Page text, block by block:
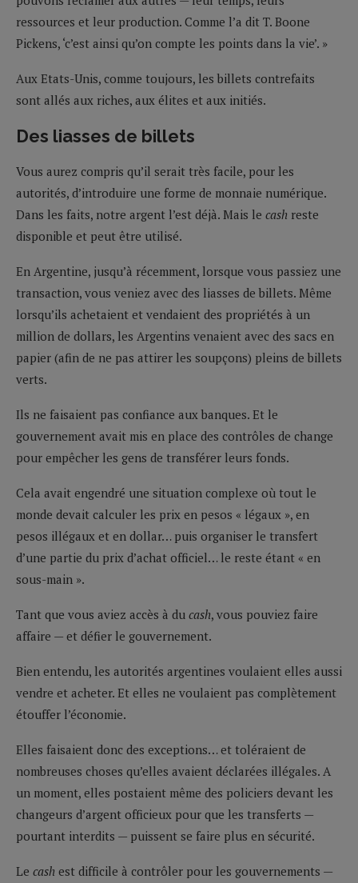
ressources et leur production. Comme l’a dit T. Boone
Pickens, ‘c’est ainsi qu’on compte les points dans la vie’. »
Aux Etats-Unis, comme toujours, les billets contrefaits
sont allés aux riches, aux élites et aux initiés.
Des liasses de billets
Vous aurez compris qu’il serait très facile, pour les
autorités, d’introduire une forme de monnaie numérique.
Dans les faits, notre argent l’est déjà. Mais le cash reste
disponible et peut être utilisé.
En Argentine, jusqu’à récemment, lorsque vous passiez une
transaction, vous veniez avec des liasses de billets. Même
lorsqu’ils achetaient et vendaient des propriétés à un
million de dollars, les Argentins venaient avec des sacs en
papier (afin de ne pas attirer les soupçons) pleins de billets
verts.
Ils ne faisaient pas confiance aux banques. Et le
gouvernement avait mis en place des contrôles de change
pour empêcher les gens de transférer leurs fonds.
Cela avait engendré une situation complexe où tout le
monde devait calculer les prix en pesos « légaux », en
pesos illégaux et en dollar… puis organiser le transfert
d’une partie du prix d’achat officiel… le reste étant « en
sous-main ».
Tant que vous aviez accès à du cash, vous pouviez faire
affaire — et défier le gouvernement.
Bien entendu, les autorités argentines voulaient elles aussi
vendre et acheter. Et elles ne voulaient pas complètement
étouffer l’économie.
Elles faisaient donc des exceptions… et toléraient de
nombreuses choses qu’elles avaient déclarées illégales. A
un moment, elles postaient même des policiers devant les
changeurs d’argent officieux pour que les transferts —
pourtant interdits — puissent se faire plus en sécurité.
Le cash est difficile à contrôler pour les gouvernements —